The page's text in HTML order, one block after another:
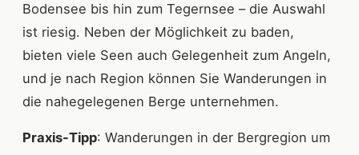
Bodensee bis hin zum Tegernsee – die Auswahl
ist riesig. Neben der Möglichkeit zu baden,
bieten viele Seen auch Gelegenheit zum Angeln,
und je nach Region können Sie Wanderungen in
die nahegelegenen Berge unternehmen.
Praxis-Tipp: Wanderungen in der Bergregion um